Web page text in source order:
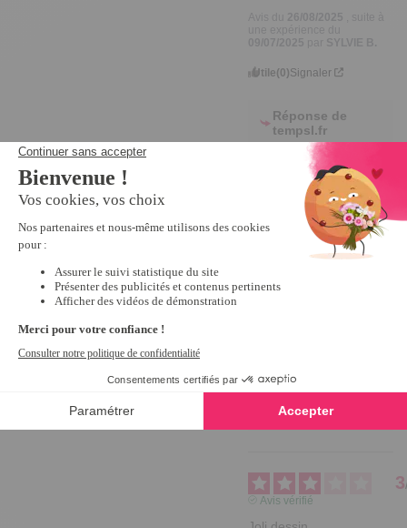
Utile(0)Signaler
Réponse de
tempsl.fr
Bonjour
Sylvie,
Merci
beaucoup
pour votre
retour
positif !
Nous
Excellente
Emma
3
Avis vérifié